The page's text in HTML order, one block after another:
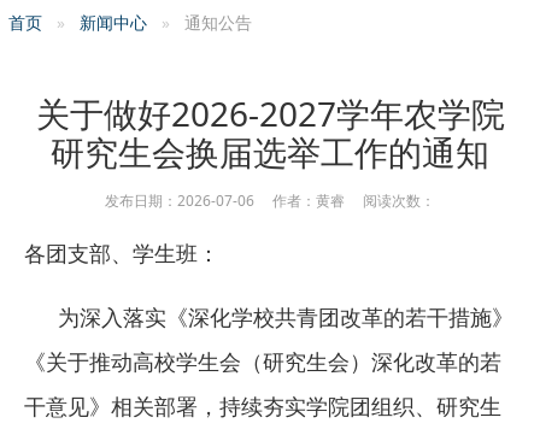
首页 新闻中心 通知公告
关于做好2026-2027学年农学院
研究生会换届选举工作的通知
发布日期：2026-07-06 作者：黄睿 阅读次数：
各团支部、学生班：
为深入落实《深化学校共青团改革的若干措施》
《关于推动高校学生会（研究生会）深化改革的若
干意见》相关部署，持续夯实学院团组织、研究生